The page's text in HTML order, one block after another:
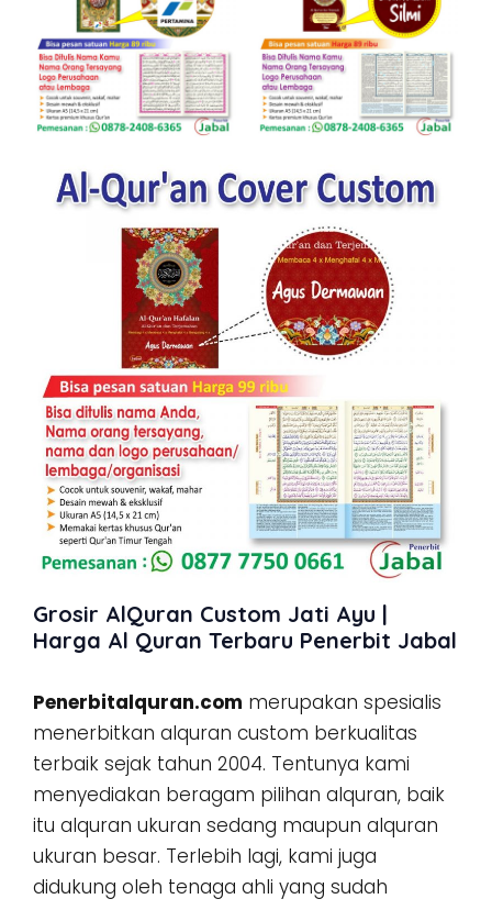
Grosir AlQuran Custom Jati Ayu |
Harga Al Quran Terbaru Penerbit Jabal
Penerbitalquran.com merupakan spesialis
menerbitkan alquran custom berkualitas
terbaik sejak tahun 2004. Tentunya kami
menyediakan beragam pilihan alquran, baik
itu alquran ukuran sedang maupun alquran
ukuran besar. Terlebih lagi, kami juga
didukung oleh tenaga ahli yang sudah